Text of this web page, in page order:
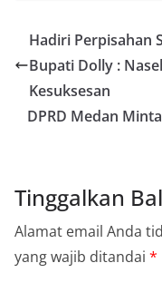
to Door
personel
hanya
hubungan
masyarakat,
kolektif
Hadiri Perpisahan
Bupati Dolly :
Kesuksesan
DPRD Medan
Tinggalkan
Alamat email Anda
yang wajib ditandai *